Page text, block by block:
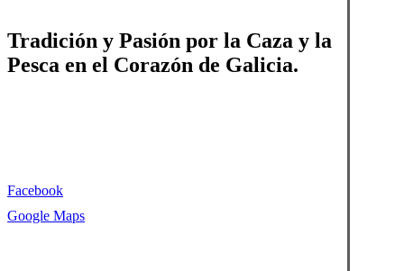
Tradición y Pasión por la Caza y la
Pesca en el Corazón de Galicia.
Facebook
Google Maps